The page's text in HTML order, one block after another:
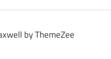
by ThemeZee